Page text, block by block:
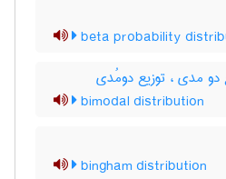
beta probability
دو مدی ، توزیع دومُدی
bimodal distribution
bingham distribution